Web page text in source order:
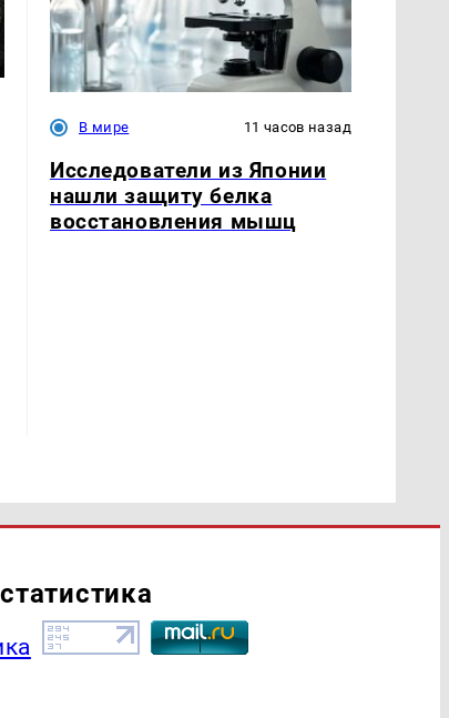
В мире 11 часов назад
Исследователи из Японии
нашли защиту белка
восстановления мышц